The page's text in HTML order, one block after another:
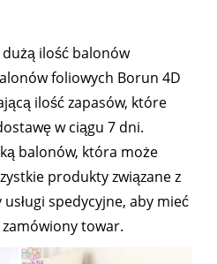
dużą ilość balonów
foliowych Borun 4D
ilość zapasów, które
w ciągu 7 dni.
balonów, która może
produkty związane z
spedycyjne, aby mieć
towar.